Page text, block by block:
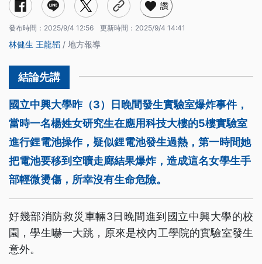
讚
發布時間： 2025/9/4 12:56 更新時間： 2025/9/4 14:41
林健生 王龍韜 / 地方報導
國立中興大學昨（3）日晚間發生實驗室爆炸事件，
當時一名楊姓女研究生在應用科技大樓的5樓實驗室
進行鋰電池操作，疑似鋰電池發生過熱，第一時間她
把電池要移到空曠走廊結果爆炸，造成這名女學生手
部輕微燙傷，所幸沒有生命危險。
好幾部消防救災車輛3日晚間進到國立中興大學的校
園，學生嚇一大跳，原來是校內工學院的實驗室發生
意外。